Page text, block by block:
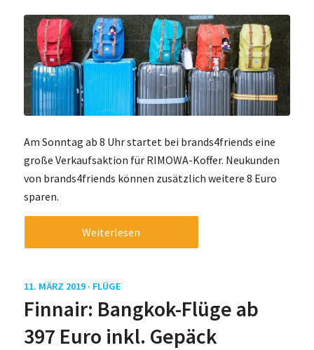
Am Sonntag ab 8 Uhr startet bei brands4friends eine
große Verkaufsaktion für RIMOWA-Koffer. Neukunden
von brands4friends können zusätzlich weitere 8 Euro
sparen.
Weiterlesen
11. MÄRZ 2019 · FLÜGE
Finnair: Bangkok-Flüge ab
397 Euro inkl. Gepäck